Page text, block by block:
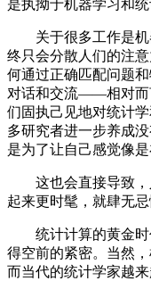
是执拗于机器学习和
关于很多工作是机
终只会分散人们的注
何通过正确匹配问题
对话和交流——相对而
们固执己见地对统计
多研究者进一步养成
是为了让自己感觉像是
这也会直接导致，
起来更时髦，就肆无
统计计算的黄金时
得空前的紧密。当然
而当代的统计学家越